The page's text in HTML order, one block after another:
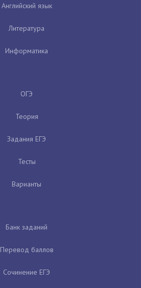
Английский язык
Литература
Информатика
ОГЭ
Теория
Задания ЕГЭ
Тесты
Варианты
Банк заданий
Перевод баллов
Сочинение ЕГЭ